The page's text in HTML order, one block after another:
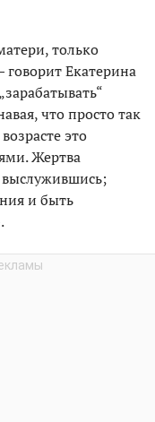
только
Екатерина
что просто так
это
Жертва
выслужившись;
и быть